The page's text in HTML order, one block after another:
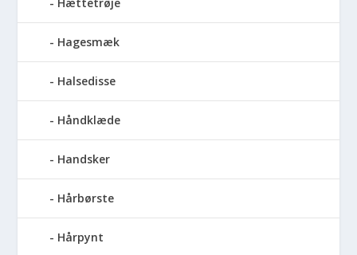
Hagesmæk
Halsedisse
Håndklæde
Handsker
Hårbørste
Hårpynt